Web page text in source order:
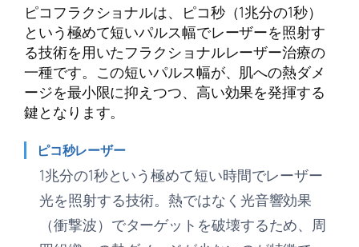
ピコフラクショナルは、ピコ秒（1兆分の1秒）
という極めて短いパルス幅でレーザーを照射す
る技術を用いたフラクショナルレーザー治療の
一種です。この短いパルス幅が、肌への熱ダメ
ージを最小限に抑えつつ、高い効果を発揮する
鍵となります。
ピコ秒レーザー
1兆分の1秒という極めて短い時間でレーザー
光を照射する技術。熱ではなく光音響効果
（衝撃波）でターゲットを破壊するため、周